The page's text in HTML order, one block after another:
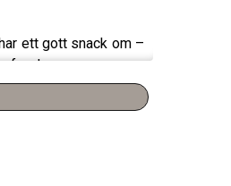
ett gott snack om –
feed.